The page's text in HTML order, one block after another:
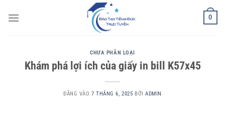
qua
0
CHƯA PHÂN LOẠI
Khám phá lợi ích của giấy in bill K57x45
ĐĂNG VÀO 7 THÁNG 6, 2025 BỞIADMIN